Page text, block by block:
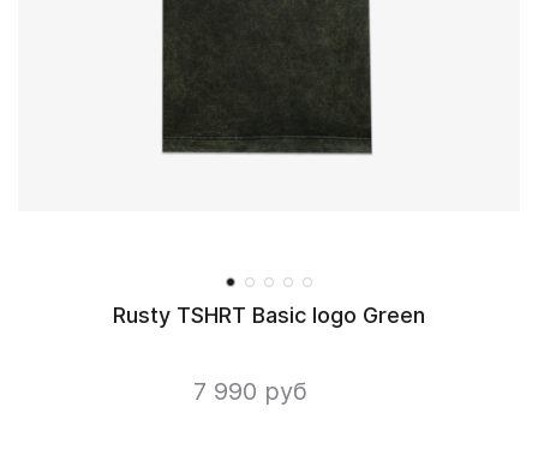
Rusty TSHRT Basic logo Green
7 990 руб